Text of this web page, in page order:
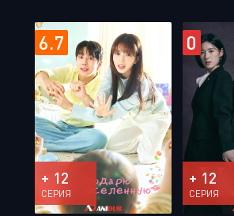
6.7
+ 12
СЕРИЯ
0
+ 12
СЕРИЯ